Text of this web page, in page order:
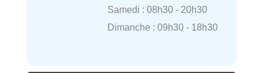
Samedi : 08h30 - 20h30
Dimanche : 09h30 - 18h30